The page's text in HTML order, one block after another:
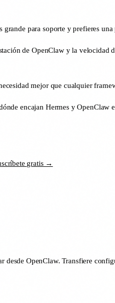
para soporte y prefieres
de OpenClaw y la
mejor que cualquier
encajan Hermes y OpenClaw
gratis →
desde OpenClaw. Transfiere